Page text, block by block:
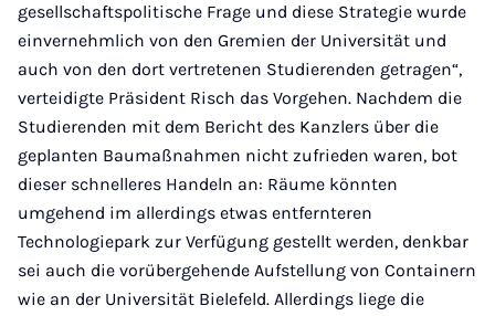
gesellschaftspolitische Frage und diese Strategie wurde
einvernehmlich von den Gremien der Universität und
auch von den dort vertretenen Studierenden getragen“,
verteidigte Präsident Risch das Vorgehen. Nachdem die
Studierenden mit dem Bericht des Kanzlers über die
geplanten Baumaßnahmen nicht zufrieden waren, bot
dieser schnelleres Handeln an: Räume könnten
umgehend im allerdings etwas entfernteren
Technologiepark zur Verfügung gestellt werden, denkbar
sei auch die vorübergehende Aufstellung von Containern
wie an der Universität Bielefeld. Allerdings liege die